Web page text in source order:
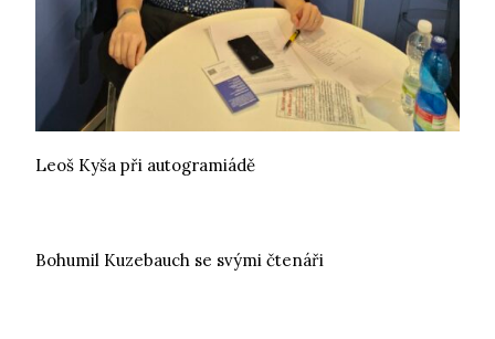
Leoš Kyša při autogramiádě
Bohumil Kuzebauch se svými čtenáři